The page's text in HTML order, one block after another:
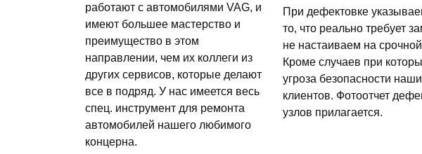
работают с автомобилями VAG, и
имеют большее мастерство и
преимущество в этом
направлении, чем их коллеги из
других сервисов, которые делают
все в подряд. У нас имеется весь
спец. инструмент для ремонта
автомобилей нашего любимого
концерна.
При дефектовке
то, что реально требует
не настаиваем на
Кроме случаев при
угроза безопасности
клиентов. Фотоотчет
узлов прилагается.